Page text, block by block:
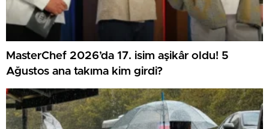
MasterChef 2026’da 17. isim aşikâr oldu! 5
Ağustos ana takıma kim girdi?